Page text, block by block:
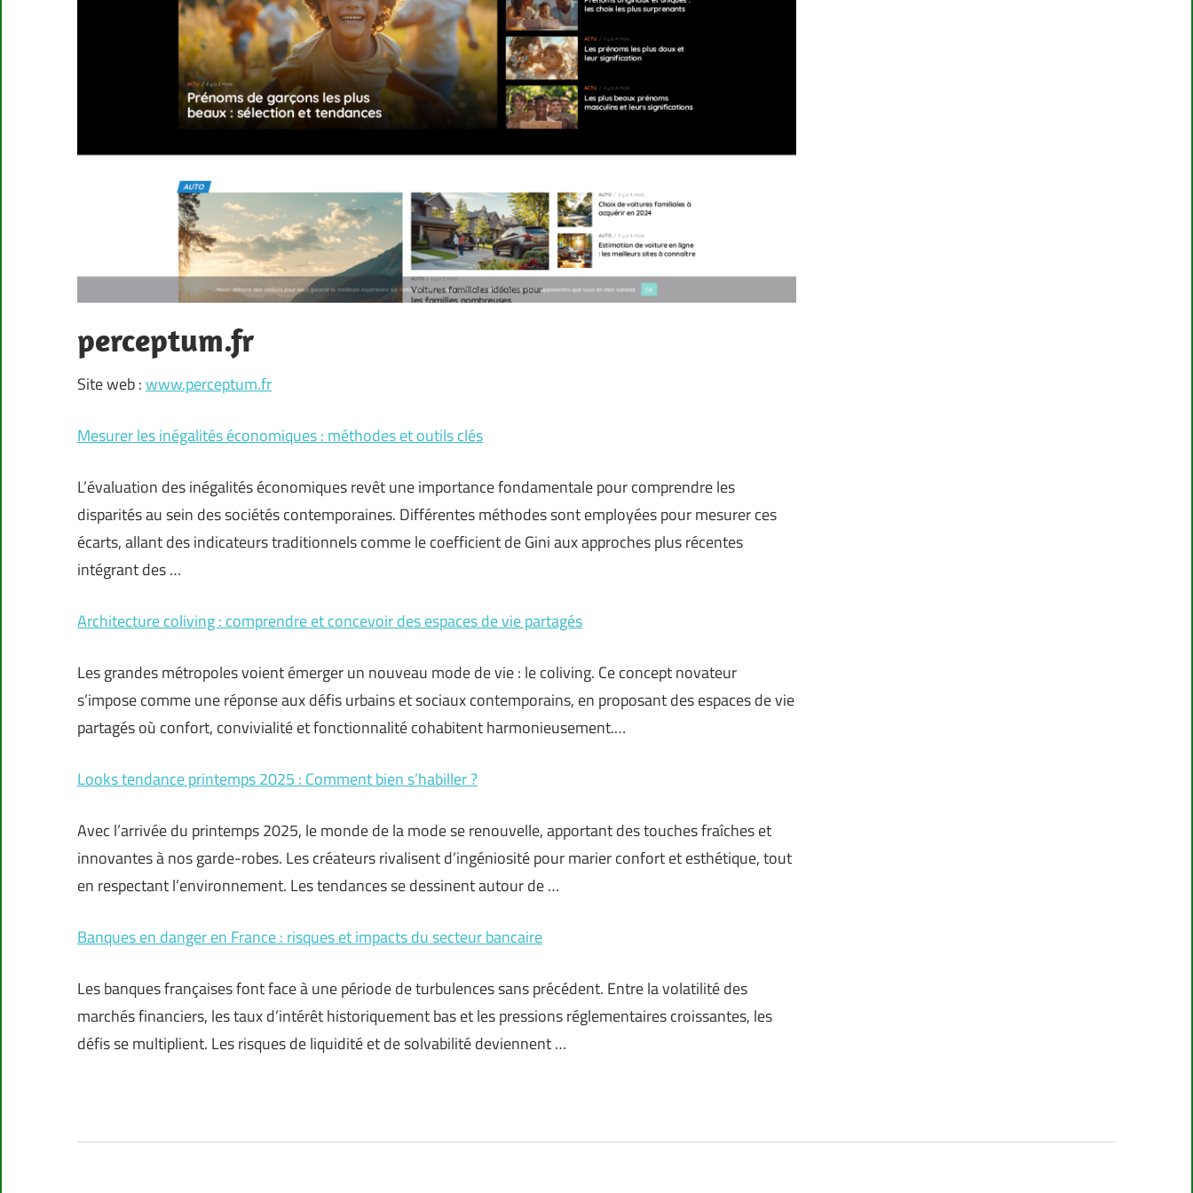
perceptum.fr
Site web :www.perceptum.fr
Mesurer les inégalités économiques : méthodes et outils clés
L’évaluation des inégalités économiques revêt une importance fondamentale pour comprendre les
disparités au sein des sociétés contemporaines. Différentes méthodes sont employées pour mesurer ces
écarts, allant des indicateurs traditionnels comme le coefficient de Gini aux approches plus récentes
intégrant des …
Architecture coliving : comprendre et concevoir des espaces de vie partagés
Les grandes métropoles voient émerger un nouveau mode de vie : le coliving. Ce concept novateur
s’impose comme une réponse aux défis urbains et sociaux contemporains, en proposant des espaces de vie
partagés où confort, convivialité et fonctionnalité cohabitent harmonieusement.…
Looks tendance printemps 2025 : Comment bien s’habiller ?
Avec l’arrivée du printemps 2025, le monde de la mode se renouvelle, apportant des touches fraîches et
innovantes à nos garde-robes. Les créateurs rivalisent d’ingéniosité pour marier confort et esthétique, tout
en respectant l’environnement. Les tendances se dessinent autour de …
Banques en danger en France : risques et impacts du secteur bancaire
Les banques françaises font face à une période de turbulences sans précédent. Entre la volatilité des
marchés financiers, les taux d’intérêt historiquement bas et les pressions réglementaires croissantes, les
défis se multiplient. Les risques de liquidité et de solvabilité deviennent …